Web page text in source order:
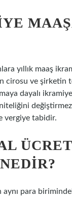
yıllık maaş
cirosu ve şirketin
dayalı
vergiye tabidir.
aynı para